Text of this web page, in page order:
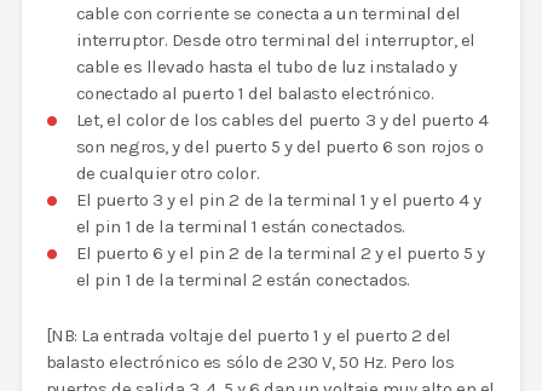
cable con corriente se conecta a un terminal del
interruptor. Desde otro terminal del interruptor, el
cable es llevado hasta el tubo de luz instalado y
conectado al puerto 1 del balasto electrónico.
Let, el color de los cables del puerto 3 y del puerto 4
son negros, y del puerto 5 y del puerto 6 son rojos o
de cualquier otro color.
El puerto 3 y el pin 2 de la terminal 1 y el puerto 4 y
el pin 1 de la terminal 1 están conectados.
El puerto 6 y el pin 2 de la terminal 2 y el puerto 5 y
el pin 1 de la terminal 2 están conectados.
[NB: La entrada voltaje del puerto 1 y el puerto 2 del
balasto electrónico es sólo de 230 V, 50 Hz. Pero los